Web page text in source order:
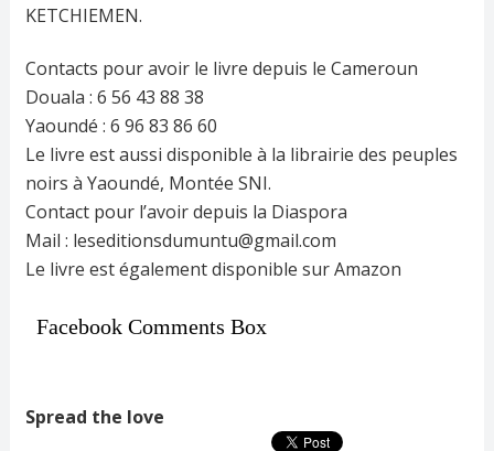
KETCHIEMEN.
Contacts pour avoir le livre depuis le Cameroun
Douala : 6 56 43 88 38
Yaoundé : 6 96 83 86 60
Le livre est aussi disponible à la librairie des peuples
noirs à Yaoundé, Montée SNI.
Contact pour l’avoir depuis la Diaspora
Mail : leseditionsdumuntu@gmail.com
Le livre est également disponible sur Amazon
Facebook Comments Box
Spread the love